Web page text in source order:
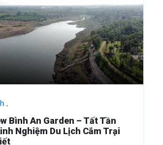
Bình An Garden – Tất Tần
Nghiệm Du Lịch Cắm Trại